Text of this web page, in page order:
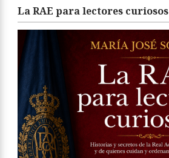
La RAE para lectores curiosos